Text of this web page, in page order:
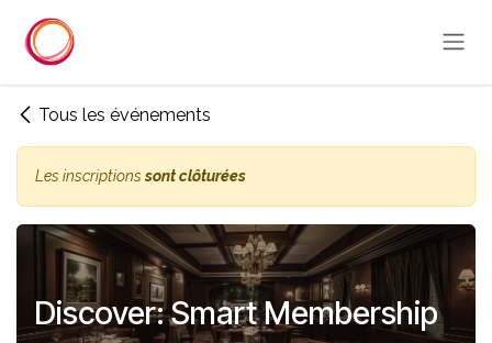
Tous les événements
Les inscriptionssont clôturées
Discover: Smart Membership